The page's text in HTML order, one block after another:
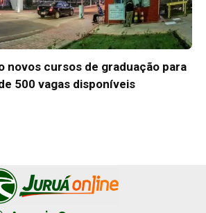
novos cursos de graduação para
500 vagas disponíveis